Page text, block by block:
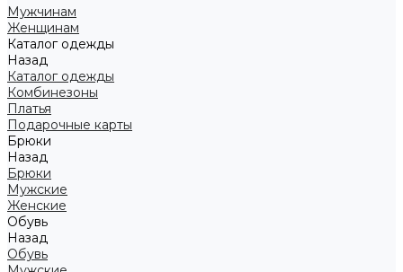
Мужчинам
Женщинам
Каталог одежды
Назад
Каталог одежды
Комбинезоны
Платья
Подарочные карты
Брюки
Назад
Брюки
Мужские
Женские
Обувь
Назад
Обувь